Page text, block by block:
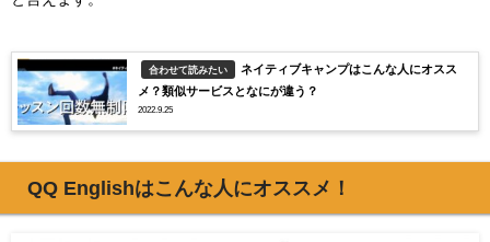
合わせて読みたい
ネイティブキャンプはこんな人にオスス
メ？類似サービスとなにが違う？
2022.9.25
QQ Englishはこんな人にオススメ！